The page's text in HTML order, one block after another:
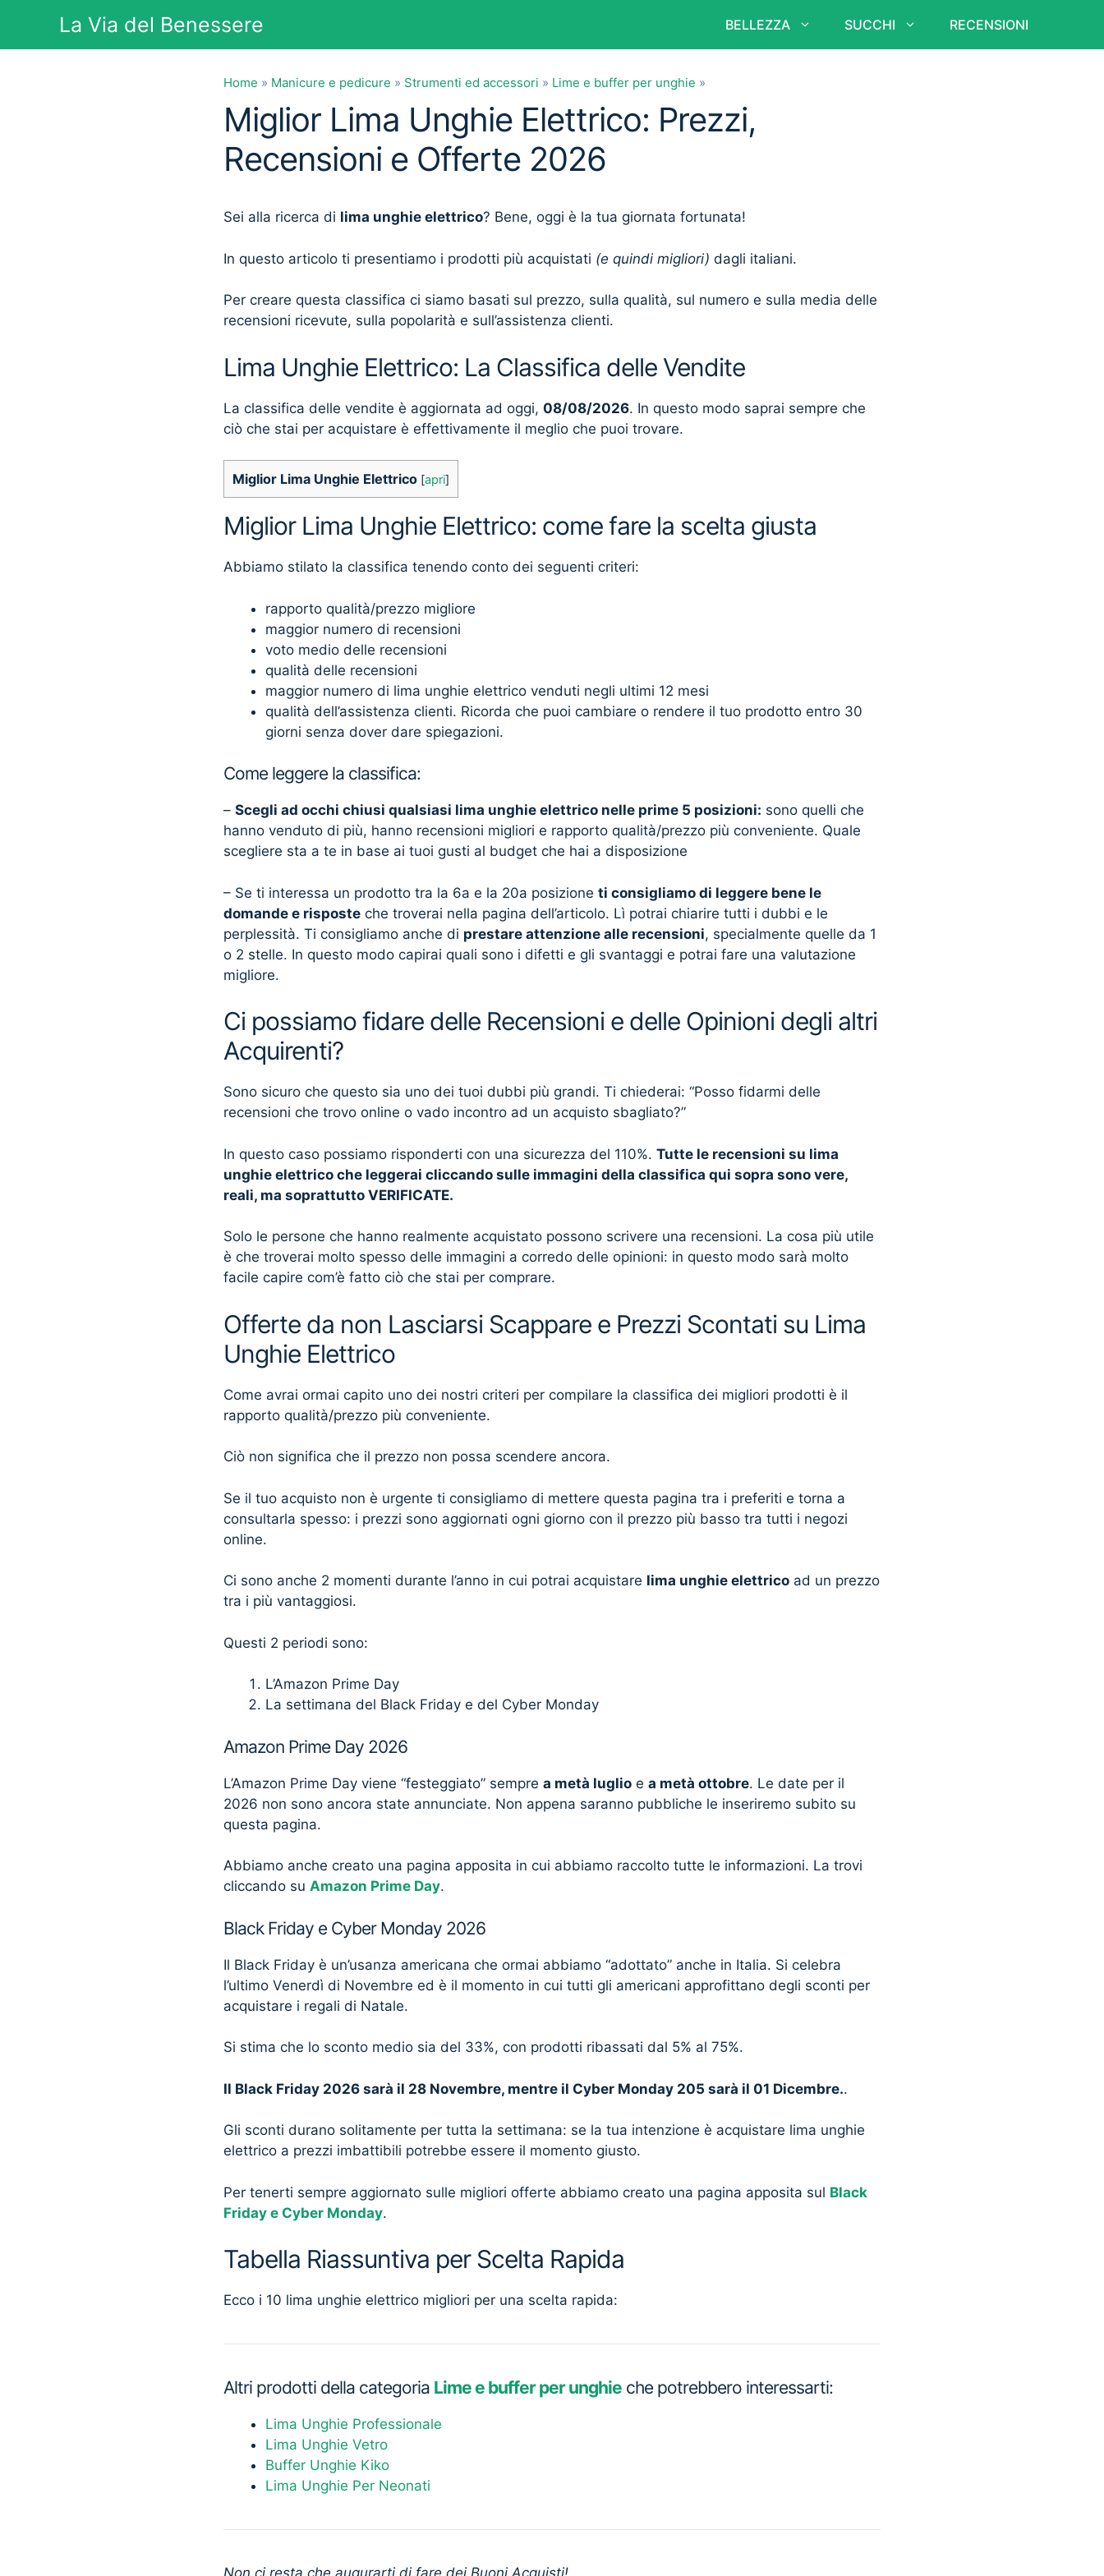
contenuto
La Via del Benessere BELLEZZA SUCCHI RECENSIONI
Home » Manicure e pedicure » Strumenti ed accessori » Lime e buffer per unghie »
Miglior Lima Unghie Elettrico: Prezzi,
Recensioni e Offerte 2026
Sei alla ricerca di lima unghie elettrico? Bene, oggi è la tua giornata fortunata!
In questo articolo ti presentiamo i prodotti più acquistati (e quindi migliori) dagli italiani.
Per creare questa classifica ci siamo basati sul prezzo, sulla qualità, sul numero e sulla media delle
recensioni ricevute, sulla popolarità e sull’assistenza clienti.
Lima Unghie Elettrico: La Classifica delle Vendite
La classifica delle vendite è aggiornata ad oggi, 08/08/2026. In questo modo saprai sempre che
ciò che stai per acquistare è effettivamente il meglio che puoi trovare.
Miglior Lima Unghie Elettrico [apri]
Miglior Lima Unghie Elettrico: come fare la scelta giusta
Abbiamo stilato la classifica tenendo conto dei seguenti criteri:
rapporto qualità/prezzo migliore
maggior numero di recensioni
voto medio delle recensioni
qualità delle recensioni
maggior numero di lima unghie elettrico venduti negli ultimi 12 mesi
qualità dell’assistenza clienti. Ricorda che puoi cambiare o rendere il tuo prodotto entro 30
giorni senza dover dare spiegazioni.
Come leggere la classifica:
– Scegli ad occhi chiusi qualsiasi lima unghie elettrico nelle prime 5 posizioni: sono quelli che
hanno venduto di più, hanno recensioni migliori e rapporto qualità/prezzo più conveniente. Quale
scegliere sta a te in base ai tuoi gusti al budget che hai a disposizione
– Se ti interessa un prodotto tra la 6a e la 20a posizione ti consigliamo di leggere bene le
domande e risposte che troverai nella pagina dell’articolo. Lì potrai chiarire tutti i dubbi e le
perplessità. Ti consigliamo anche di prestare attenzione alle recensioni, specialmente quelle da 1
o 2 stelle. In questo modo capirai quali sono i difetti e gli svantaggi e potrai fare una valutazione
migliore.
Ci possiamo fidare delle Recensioni e delle Opinioni degli altri
Acquirenti?
Sono sicuro che questo sia uno dei tuoi dubbi più grandi. Ti chiederai: “Posso fidarmi delle
recensioni che trovo online o vado incontro ad un acquisto sbagliato?”
In questo caso possiamo risponderti con una sicurezza del 110%. Tutte le recensioni su lima
unghie elettrico che leggerai cliccando sulle immagini della classifica qui sopra sono vere,
reali, ma soprattutto VERIFICATE.
Solo le persone che hanno realmente acquistato possono scrivere una recensioni. La cosa più utile
è che troverai molto spesso delle immagini a corredo delle opinioni: in questo modo sarà molto
facile capire com’è fatto ciò che stai per comprare.
Offerte da non Lasciarsi Scappare e Prezzi Scontati su Lima
Unghie Elettrico
Come avrai ormai capito uno dei nostri criteri per compilare la classifica dei migliori prodotti è il
rapporto qualità/prezzo più conveniente.
Ciò non significa che il prezzo non possa scendere ancora.
Se il tuo acquisto non è urgente ti consigliamo di mettere questa pagina tra i preferiti e torna a
consultarla spesso: i prezzi sono aggiornati ogni giorno con il prezzo più basso tra tutti i negozi
online.
Ci sono anche 2 momenti durante l’anno in cui potrai acquistare lima unghie elettrico ad un prezzo
tra i più vantaggiosi.
Questi 2 periodi sono:
L’Amazon Prime Day
La settimana del Black Friday e del Cyber Monday
Amazon Prime Day 2026
L’Amazon Prime Day viene “festeggiato” sempre a metà luglio e a metà ottobre. Le date per il
2026 non sono ancora state annunciate. Non appena saranno pubbliche le inseriremo subito su
questa pagina.
Abbiamo anche creato una pagina apposita in cui abbiamo raccolto tutte le informazioni. La trovi
cliccando su Amazon Prime Day.
Black Friday e Cyber Monday 2026
Il Black Friday è un’usanza americana che ormai abbiamo “adottato” anche in Italia. Si celebra
l’ultimo Venerdì di Novembre ed è il momento in cui tutti gli americani approfittano degli sconti per
acquistare i regali di Natale.
Si stima che lo sconto medio sia del 33%, con prodotti ribassati dal 5% al 75%.
Il Black Friday 2026 sarà il 28 Novembre, mentre il Cyber Monday 205 sarà il 01 Dicembre..
Gli sconti durano solitamente per tutta la settimana: se la tua intenzione è acquistare lima unghie
elettrico a prezzi imbattibili potrebbe essere il momento giusto.
Per tenerti sempre aggiornato sulle migliori offerte abbiamo creato una pagina apposita sul Black
Friday e Cyber Monday.
Tabella Riassuntiva per Scelta Rapida
Ecco i 10 lima unghie elettrico migliori per una scelta rapida:
Altri prodotti della categoria Lime e buffer per unghie che potrebbero interessarti:
Lima Unghie Professionale
Lima Unghie Vetro
Buffer Unghie Kiko
Lima Unghie Per Neonati